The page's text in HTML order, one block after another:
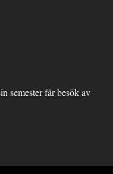
semester får besök av